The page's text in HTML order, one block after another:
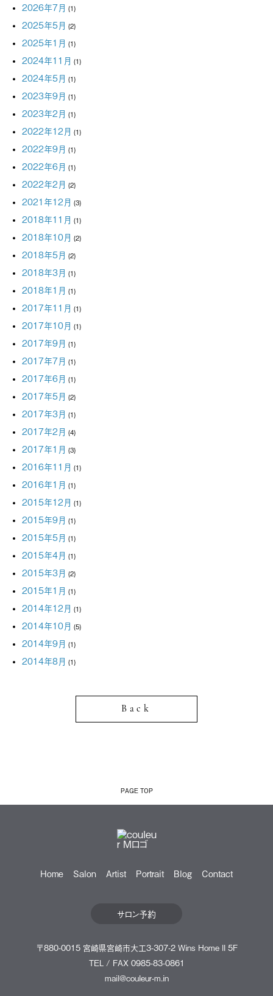
2026年7月 (1)
2025年5月 (2)
2025年1月 (1)
2024年11月 (1)
2024年5月 (1)
2023年9月 (1)
2023年2月 (1)
2022年12月 (1)
2022年9月 (1)
2022年6月 (1)
2022年2月 (2)
2021年12月 (3)
2018年11月 (1)
2018年10月 (2)
2018年5月 (2)
2018年3月 (1)
2018年1月 (1)
2017年11月 (1)
2017年10月 (1)
2017年9月 (1)
2017年7月 (1)
2017年6月 (1)
2017年5月 (2)
2017年3月 (1)
2017年2月 (4)
2017年1月 (3)
2016年11月 (1)
2016年1月 (1)
2015年12月 (1)
2015年9月 (1)
2015年5月 (1)
2015年4月 (1)
2015年3月 (2)
2015年1月 (1)
2014年12月 (1)
2014年10月 (5)
2014年9月 (1)
2014年8月 (1)
Back
Home Salon Artist Portrait Blog Contact
サロン予約
〒880-0015 宮崎県宮崎市大工3-307-2 Wins Home ll 5F
TEL / FAX 0985-83-0861
mail@couleur-m.in
PAGE TOP